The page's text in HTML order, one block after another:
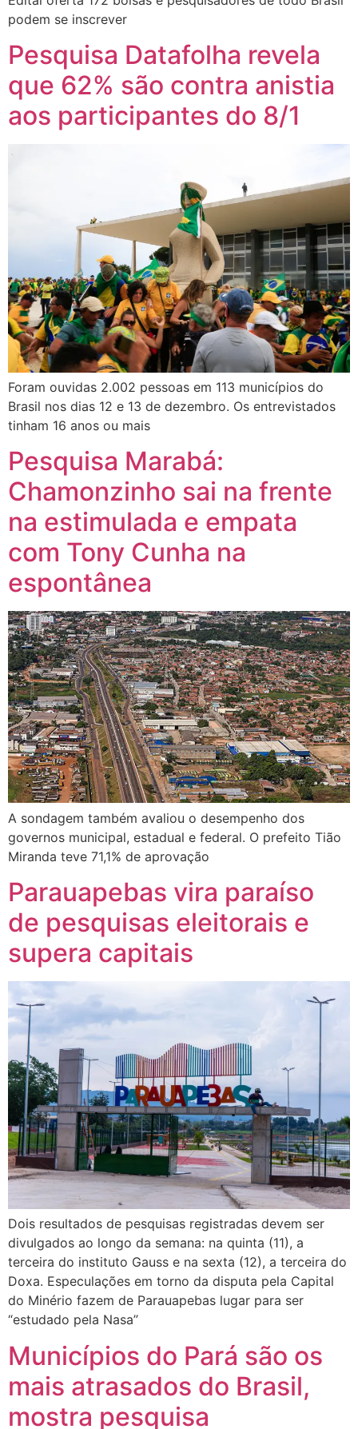
podem se inscrever
Pesquisa Datafolha revela
que 62% são contra anistia
aos participantes do 8/1
Foram ouvidas 2.002 pessoas em 113 municípios do
Brasil nos dias 12 e 13 de dezembro. Os entrevistados
tinham 16 anos ou mais
Pesquisa Marabá:
Chamonzinho sai na frente
na estimulada e empata
com Tony Cunha na
espontânea
A sondagem também avaliou o desempenho dos
governos municipal, estadual e federal. O prefeito Tião
Miranda teve 71,1% de aprovação
Parauapebas vira paraíso
de pesquisas eleitorais e
supera capitais
Dois resultados de pesquisas registradas devem ser
divulgados ao longo da semana: na quinta (11), a
terceira do instituto Gauss e na sexta (12), a terceira do
Doxa. Especulações em torno da disputa pela Capital
do Minério fazem de Parauapebas lugar para ser
“estudado pela Nasa”
Municípios do Pará são os
mais atrasados do Brasil,
mostra pesquisa